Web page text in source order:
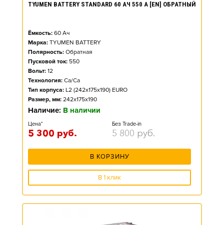
TYUMEN BATTERY STANDARD 60 АЧ 550 А [EN] ОБРАТНЫЙ
Ёмкость: 60 Ач
Марка: TYUMEN BATTERY
Полярность: Обратная
Пусковой ток: 550
Вольт: 12
Технология: Ca/Ca
Тип корпуса: L2 (242x175x190) EURO
Размер, мм: 242x175x190
Наличие: В наличии
Цена*
5 300 руб.
Без Trade-in
5 800 руб.
В КОРЗИНУ
В 1 клик